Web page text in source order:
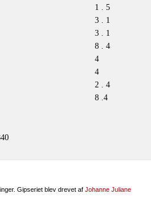
1 . 5
3 . 1
3 . 1
8 . 4
4
4
2 . 4
8 .4
Gipseriet blev drevet af Johanne Juliane